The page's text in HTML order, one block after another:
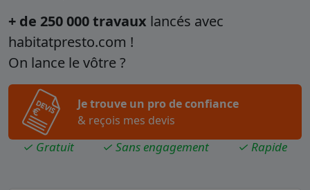
+ de 250 000 travaux lancés avec
habitatpresto.com !
On lance le vôtre ?
Je trouve un pro de confiance
& reçois mes devis
✓ Gratuit ✓ Sans engagement ✓ Rapide